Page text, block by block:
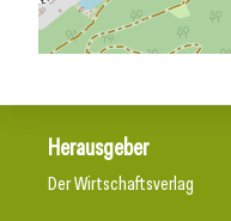
Herausgeber
Der Wirtschaftsverlag